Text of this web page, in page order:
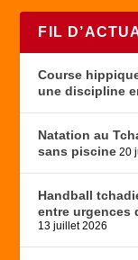
FIL
Course
une discipline
Natation au
sans piscine 20
Handball
entre urgences
13 juillet 2026